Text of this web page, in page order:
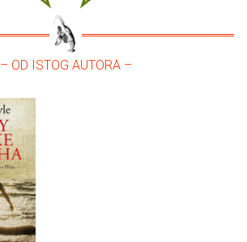
– OD ISTOG AUTORA –